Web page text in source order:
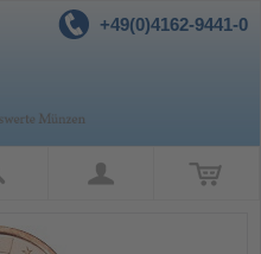
+49(0)4162-9441-0